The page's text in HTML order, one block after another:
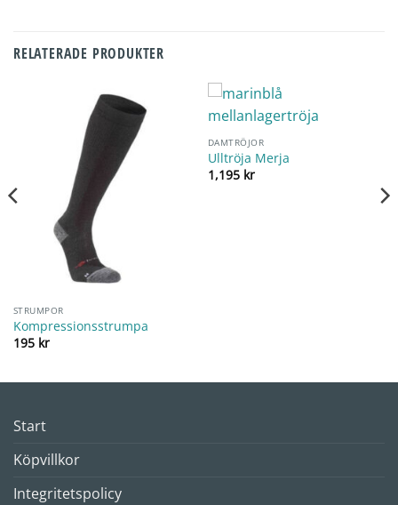
RELATERADE PRODUKTER
STRUMPOR
Kompressionsstrumpa
195 kr
DAMTRÖJOR
Ulltröja Merja
1,195 kr
Start
Köpvillkor
Integritetspolicy